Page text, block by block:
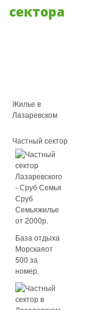
сектора
Жилье в
Лазаревском
Частный сектор
Сруб
Семьяжилье
от 2000р.
База отдыха
Морскаяот
500 за
номер.